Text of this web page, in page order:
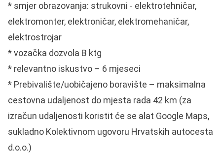
* smjer obrazovanja: strukovni - elektrotehničar,
elektromonter, elektroničar, elektromehaničar,
elektrostrojar
* vozačka dozvola B ktg
* relevantno iskustvo – 6 mjeseci
* Prebivalište/uobičajeno boravište – maksimalna
cestovna udaljenost do mjesta rada 42 km (za
izračun udaljenosti koristit će se alat Google Maps,
sukladno Kolektivnom ugovoru Hrvatskih autocesta
d.o.o.)